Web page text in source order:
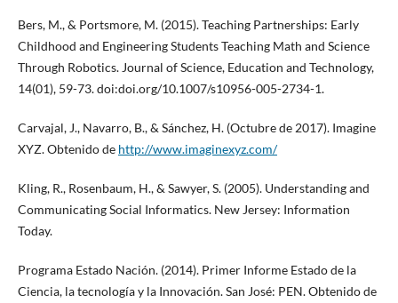
Bers, M., & Portsmore, M. (2015). Teaching Partnerships: Early
Childhood and Engineering Students Teaching Math and Science
Through Robotics. Journal of Science, Education and Technology,
14(01), 59-73. doi:doi.org/10.1007/s10956-005-2734-1.
Carvajal, J., Navarro, B., & Sánchez, H. (Octubre de 2017). Imagine
XYZ. Obtenido de http://www.imaginexyz.com/
Kling, R., Rosenbaum, H., & Sawyer, S. (2005). Understanding and
Communicating Social Informatics. New Jersey: Information
Today.
Programa Estado Nación. (2014). Primer Informe Estado de la
Ciencia, la tecnología y la Innovación. San José: PEN. Obtenido de